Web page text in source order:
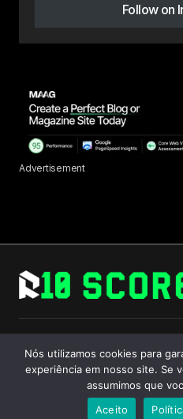
Follow on
Advertisement
Follow Us
© 2024 R10 Score. All Rights
Nós utilizamos cookies para
experiência em nosso site. Se
assumimos que
Aceito